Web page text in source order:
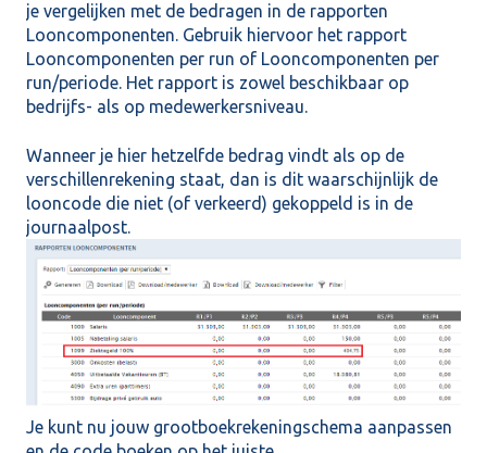
je vergelijken met de bedragen in de rapporten
Looncomponenten. Gebruik hiervoor het rapport
Looncomponenten per run of Looncomponenten per
run/periode. Het rapport is zowel beschikbaar op
bedrijfs- als op medewerkersniveau.
Wanneer je hier hetzelfde bedrag vindt als op de
verschillenrekening staat, dan is dit waarschijnlijk de
looncode die niet (of verkeerd) gekoppeld is in de
journaalpost.
Je kunt nu jouw grootboekrekeningschema aanpassen